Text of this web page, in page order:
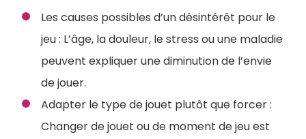
Les causes possibles d’un désintérêt pour le
jeu : L’âge, la douleur, le stress ou une maladie
peuvent expliquer une diminution de l’envie
de jouer.
Adapter le type de jouet plutôt que forcer :
Changer de jouet ou de moment de jeu est